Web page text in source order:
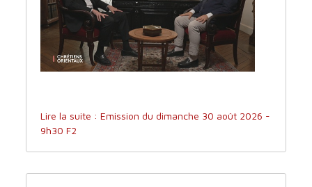
Lire la suite : Emission du dimanche 30 août 2026 -
9h30 F2